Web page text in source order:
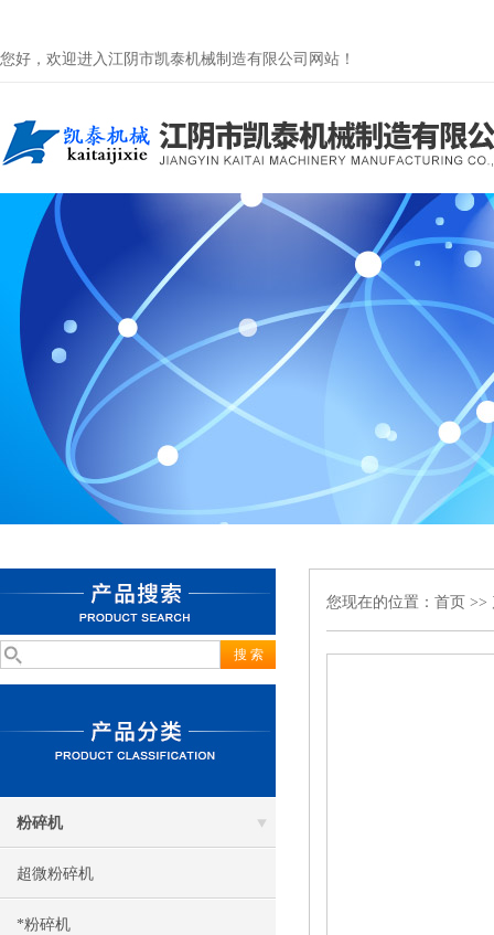
您好，欢迎进入江阴市凯泰机械制造有限公司网站！
粉碎机
超微粉碎机
*粉碎机
您现在的位置： 首页 >>